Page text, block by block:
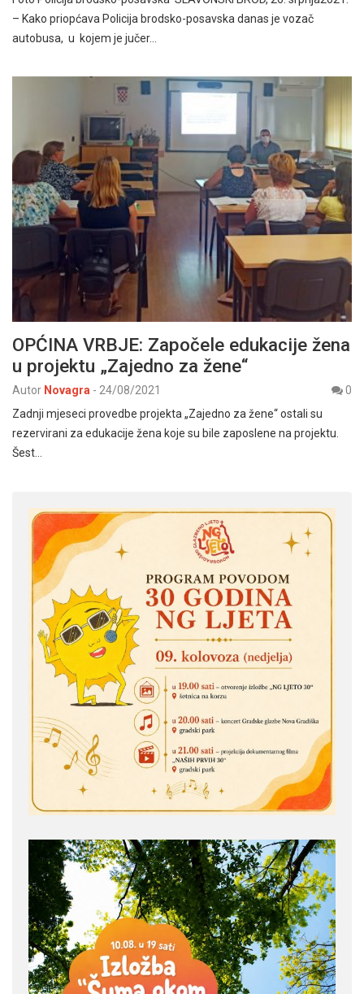
– Kako priopćava Policija brodsko-posavska danas je vozač
autobusa, u kojem je jučer…
OPĆINA VRBJE: Započele edukacije žena
u projektu „Zajedno za žene“
Autor Novagra - 24/08/2021
0
Zadnji mjeseci provedbe projekta „Zajedno za žene“ ostali su
rezervirani za edukacije žena koje su bile zaposlene na projektu.
Šest…